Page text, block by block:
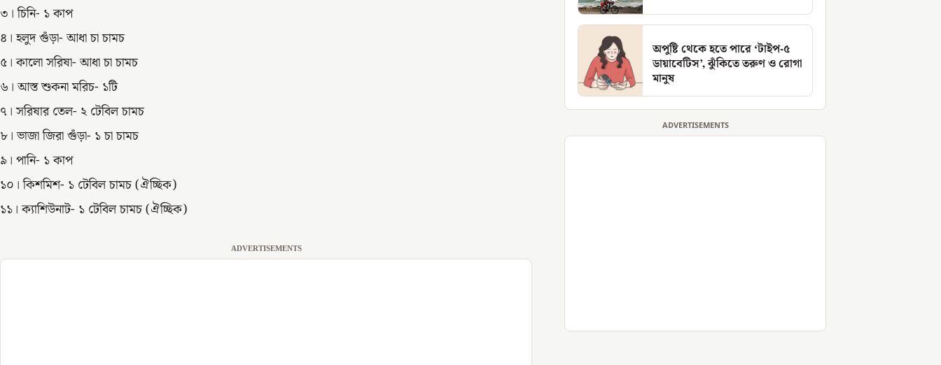
৩। চিনি- ১ কাপ
৪। হলুদ গুঁড়া- আধা চা চামচ
৫। কালো সরিষা- আধা চা চামচ
৬। আস্ত শুকনা মরিচ- ১টি
৭। সরিষার তেল- ২ টেবিল চামচ
৮। ভাজা জিরা গুঁড়া- ১ চা চামচ
৯। পানি- ১ কাপ
১০। কিশমিশ- ১ টেবিল চামচ (ঐচ্ছিক)
১১। ক্যাশিউনাট- ১ টেবিল চামচ (ঐচ্ছিক)
ADVERTISEMENTS
অপুষ্টি থেকে হতে পারে ‘টাইপ-৫
ডায়াবেটিস’, ঝুঁকিতে তরুণ ও রোগা
মানুষ
ADVERTISEMENTS